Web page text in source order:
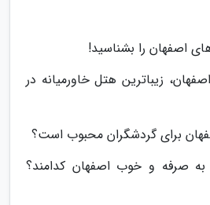
اصفهان را بشناسید!
زیباترین هتل خاورمیانه در
برای گردشگران محبوب است؟
صرفه و خوب اصفهان کدامند؟